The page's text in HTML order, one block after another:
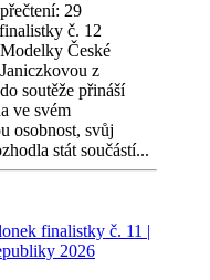
29
č. 12
České
z
soutěže přináší
ve svém
osobnost, svůj
stát součástí...